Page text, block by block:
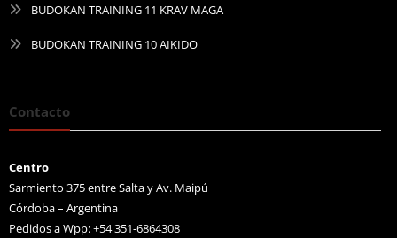
BUDOKAN TRAINING 11 KRAV MAGA
BUDOKAN TRAINING 10 AIKIDO
Contacto
Centro
Sarmiento 375 entre Salta y Av. Maipú
Córdoba – Argentina
Pedidos a Wpp: +54 351-6864308